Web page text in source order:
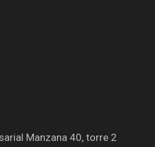
Manzana 40, torre 2